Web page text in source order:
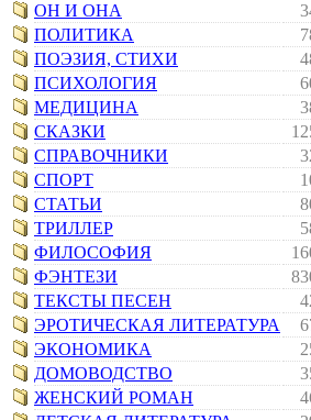
ОН И ОНА
ПОЛИТИКА
ПОЭЗИЯ, СТИХИ
ПСИХОЛОГИЯ
МЕДИЦИНА
СКАЗКИ
СПРАВОЧНИКИ
СПОРТ
СТАТЬИ
ТРИЛЛЕР
ФИЛОСОФИЯ
ФЭНТЕЗИ
ТЕКСТЫ ПЕСЕН
ЭРОТИЧЕСКАЯ ЛИТЕРАТУРА
ЭКОНОМИКА
ДОМОВОДСТВО
ЖЕНСКИЙ РОМАН